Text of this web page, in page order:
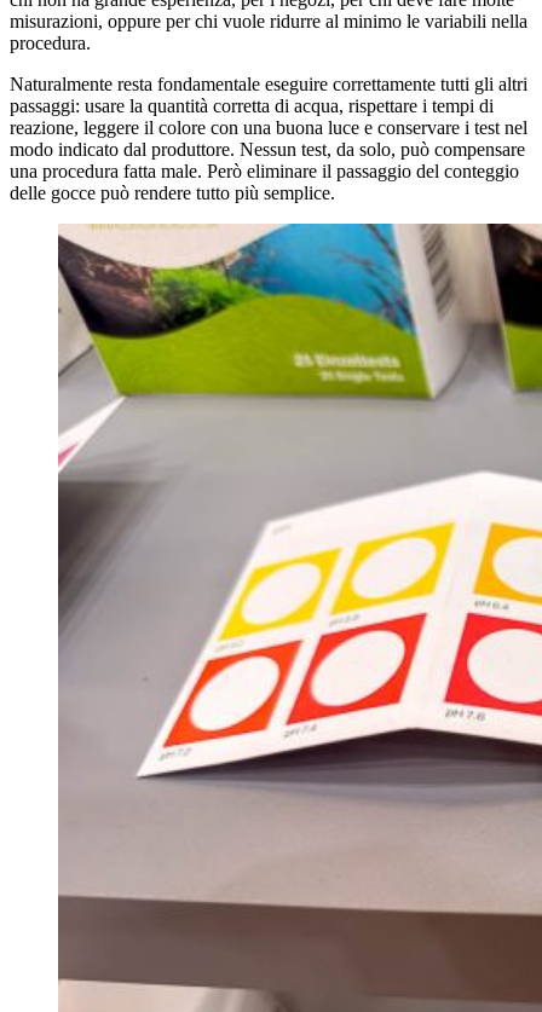
misurazioni, oppure per chi vuole ridurre al minimo le variabili nella
procedura.
Naturalmente resta fondamentale eseguire correttamente tutti gli altri
passaggi: usare la quantità corretta di acqua, rispettare i tempi di
reazione, leggere il colore con una buona luce e conservare i test nel
modo indicato dal produttore. Nessun test, da solo, può compensare
una procedura fatta male. Però eliminare il passaggio del conteggio
delle gocce può rendere tutto più semplice.